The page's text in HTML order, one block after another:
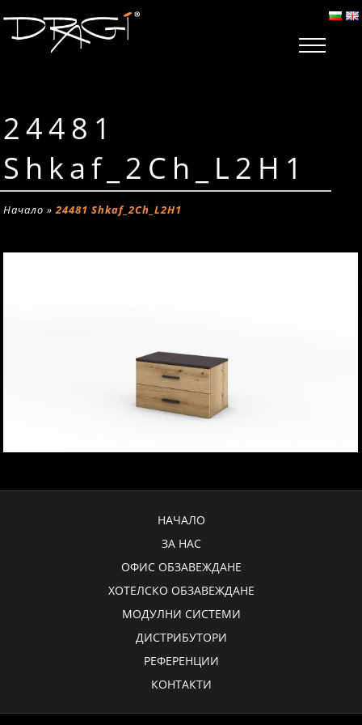
24481
Shkaf_2Ch_L2H1
Начало »24481 Shkaf_2Ch_L2H1
НАЧАЛО
ЗА НАС
ОФИС ОБЗАВЕЖДАНЕ
ХОТЕЛСКО ОБЗАВЕЖДАНЕ
МОДУЛНИ СИСТЕМИ
ДИСТРИБУТОРИ
РЕФЕРЕНЦИИ
КОНТАКТИ